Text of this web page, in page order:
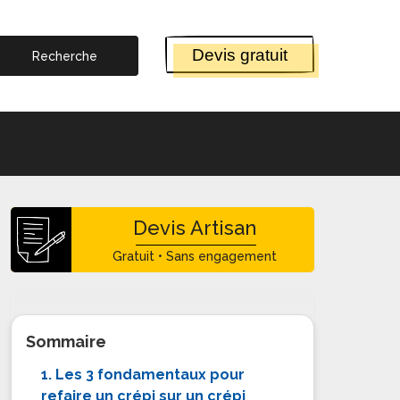
Devis gratuit
Devis Artisan
Gratuit • Sans engagement
Sommaire
1. Les 3 fondamentaux pour
refaire un crépi sur un crépi